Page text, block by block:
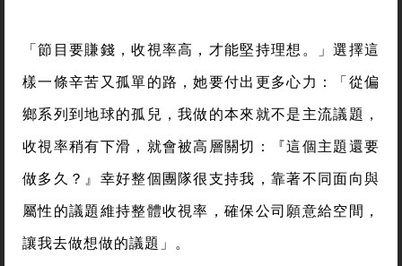
「節目要賺錢，收視率高，才能堅持理想。」選擇這
樣一條辛苦又孤單的路，她要付出更多心力：「從偏
鄉系列到地球的孤兒，我做的本來就不是主流議題，
收視率稍有下滑，就會被高層關切：『這個主題還要
做多久？』幸好整個團隊很支持我，靠著不同面向與
屬性的議題維持整體收視率，確保公司願意給空間，
讓我去做想做的議題」。